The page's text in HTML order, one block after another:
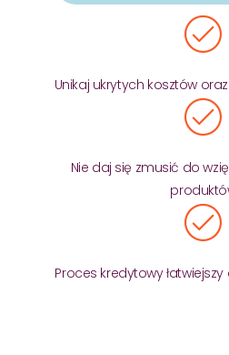
Unikaj ukrytych kosztów
Nie daj się zmusić do
Proces kredytowy